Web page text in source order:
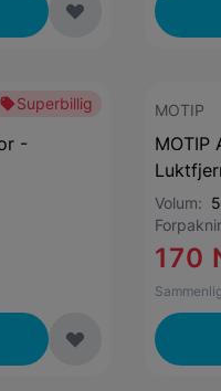
Superbillig
-
MOTIP
MOTIP
Volum:
170